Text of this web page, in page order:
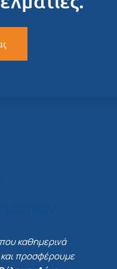
που καθημερινά
προσφέρουμε